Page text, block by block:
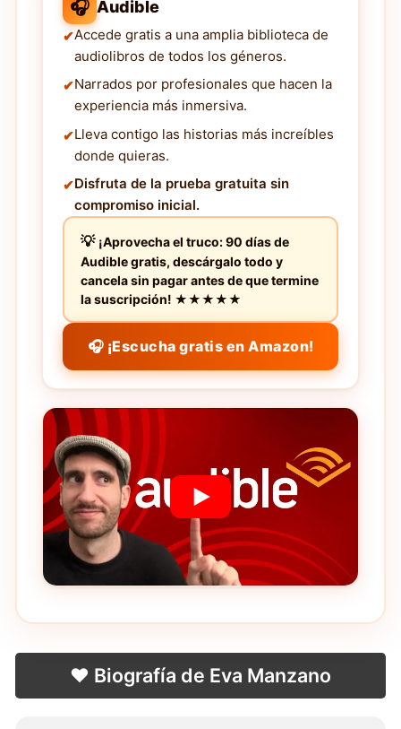
🎧 Audible
Accede gratis a una amplia biblioteca de
audiolibros de todos los géneros.
Narrados por profesionales que hacen la
experiencia más inmersiva.
Lleva contigo las historias más increíbles
donde quieras.
Disfruta de la prueba gratuita sin
compromiso inicial.
¡Aprovecha el truco: 90 días de
Audible gratis, descárgalo todo y
cancela sin pagar antes de que termine
la suscripción! ★★★★★
🎧 ¡Escucha gratis en Amazon!
❤️ Biografía de Eva Manzano